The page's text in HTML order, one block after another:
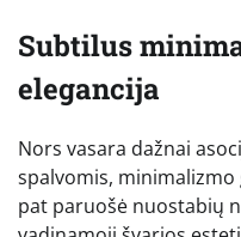
Subtilus
elegancija
Nors vasara dažnai
spalvomis,
pat paruošė nuostabių